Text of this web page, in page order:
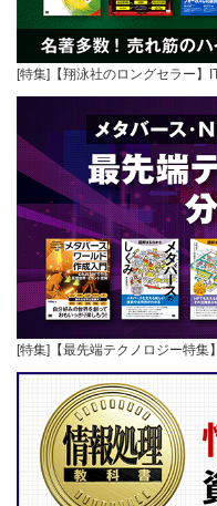
[特集]【翔泳社のロングセラー】
[特集]【最先端テクノロジー特